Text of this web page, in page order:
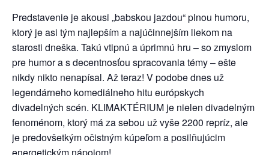
Predstavenie je akousi „babskou jazdou“ plnou humoru,
ktorý je asi tým najlepším a najúčinnejším liekom na
starosti dneška. Takú vtipnú a úprimnú hru – so zmyslom
pre humor a s decentnosťou spracovania témy – ešte
nikdy nikto nenapísal. Až teraz! V podobe dnes už
legendárneho komediálneho hitu európskych
divadelných scén. KLIMAKTÉRIUM je nielen divadelným
fenoménom, ktorý má za sebou už vyše 2200 repríz, ale
je predovšetkým očistným kúpeľom a posilňujúcim